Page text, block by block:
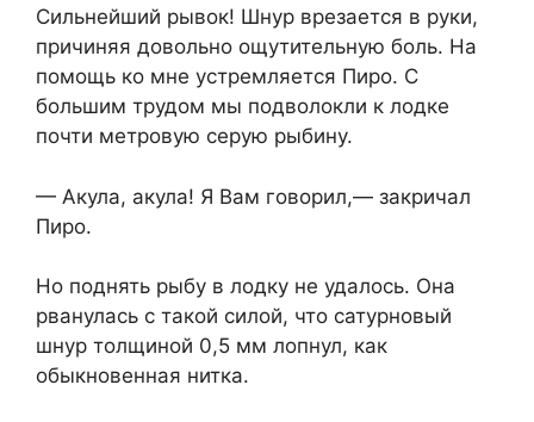
Сильнейший рывок! Шнур врезается в руки,
причиняя довольно ощутительную боль. На
помощь ко мне устремляется Пиро. С
большим трудом мы подволокли к лодке
почти метровую серую рыбину.
— Акула, акула! Я Вам говорил,— закричал
Пиро.
Но поднять рыбу в лодку не удалось. Она
рванулась с такой силой, что сатурновый
шнур толщиной 0,5 мм лопнул, как
обыкновенная нитка.